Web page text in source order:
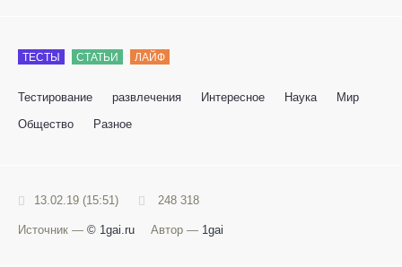
ТЕСТЫ СТАТЬИ ЛАЙФ
Тестирование развлечения Интересное Наука
Мир
Общество
Разное
13.02.19 (15:51) 248 318
Источник — © 1gai.ru Автор — 1gai